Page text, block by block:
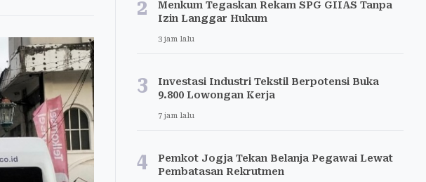
2
Menkum Tegaskan Rekam SPG GIIAS Tanpa
Izin Langgar Hukum
3 jam lalu
3
Investasi Industri Tekstil Berpotensi Buka
9.800 Lowongan Kerja
7 jam lalu
4
Pemkot Jogja Tekan Belanja Pegawai Lewat
Pembatasan Rekrutmen